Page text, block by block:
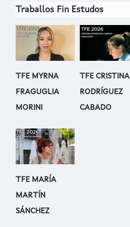
Traballos Fin Estudos
TFE MYRNA
FRAGUGLIA
MORINI
TFE CRISTINA
RODRÍGUEZ
CABADO
TFE MARÍA
MARTÍN
SÁNCHEZ